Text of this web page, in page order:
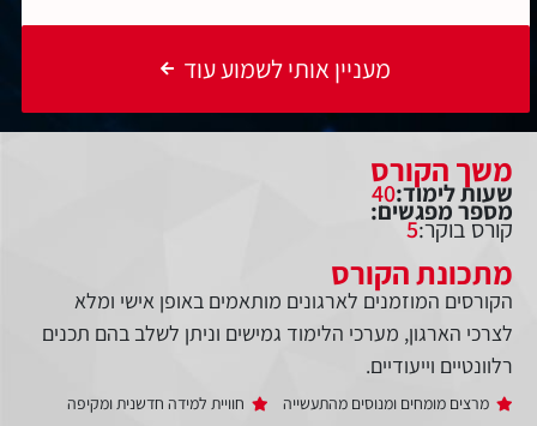
מעניין אותי לשמוע עוד
משך הקורס
שעות לימוד:40
מספר מפגשים:
קורס בוקר:5
מתכונת הקורס
הקורסים המוזמנים לארגונים מותאמים באופן אישי ומלא
לצרכי הארגון, מערכי הלימוד גמישים וניתן לשלב בהם תכנים
רלוונטיים וייעודיים.
מרצים מומחים ומנוסים מהתעשייה
חוויית למידה חדשנית ומקיפה